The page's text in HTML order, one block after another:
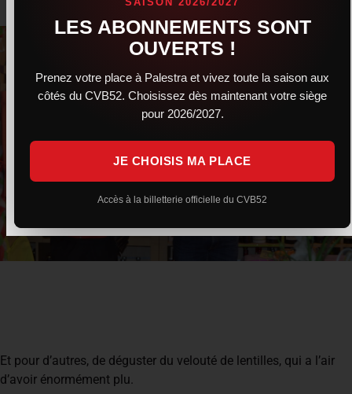
Et pour d’autres, de déguster du velouté de lentilles, qui a l’air
d’avoir énormément plu.
LES ABONNEMENTS SONT
OUVERTS !
Prenez votre place à Palestra et vivez toute la saison aux
côtés du CVB52. Choisissez dès maintenant votre siège
pour 2026/2027.
JE CHOISIS MA PLACE
Accès à la billetterie officielle du CVB52